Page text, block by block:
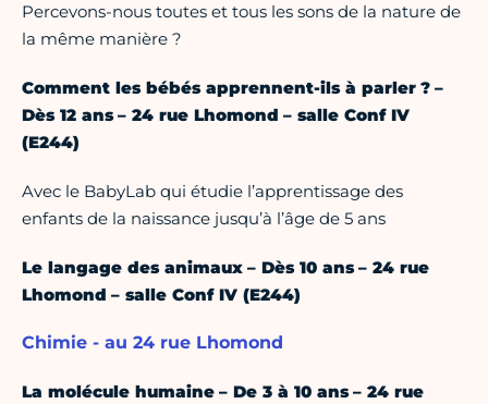
Percevons-nous toutes et tous les sons de la nature de
la même manière ?
Comment les bébés apprennent-ils à parler ? –
Dès 12 ans – 24 rue Lhomond – salle Conf IV
(E244)
Avec le BabyLab qui étudie l’apprentissage des
enfants de la naissance jusqu’à l’âge de 5 ans
Le langage des animaux – Dès 10 ans – 24 rue
Lhomond – salle Conf IV (E244)
Chimie - au 24 rue Lhomond
La molécule humaine – De 3 à 10 ans – 24 rue